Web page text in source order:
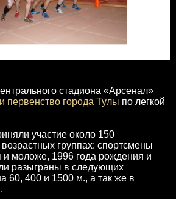
стадиона «Арсенал»
первенство города Тулы по легкой
участие около 150
группах: спортсмены
и моложе, 1996 года рождения и
разыграны в следующих
60, 400 и 1500 м., а так же в